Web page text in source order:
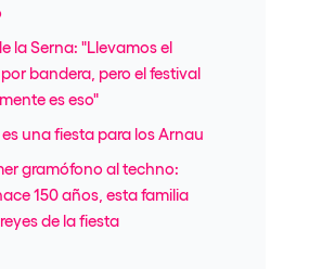
la Serna: "Llevamos el
bandera, pero el festival
es eso"
una fiesta para los Arnau
gramófono al techno:
150 años, esta familia
de la fiesta